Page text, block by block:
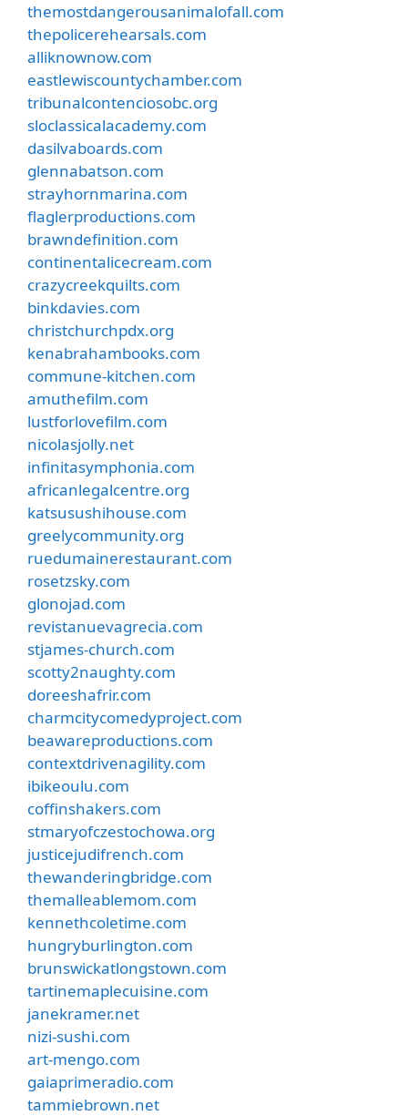
themostdangerousanimalofall.com
thepolicerehearsals.com
alliknownow.com
eastlewiscountychamber.com
tribunalcontenciosobc.org
sloclassicalacademy.com
dasilvaboards.com
glennabatson.com
strayhornmarina.com
flaglerproductions.com
brawndefinition.com
continentalicecream.com
crazycreekquilts.com
binkdavies.com
christchurchpdx.org
kenabrahambooks.com
commune-kitchen.com
amuthefilm.com
lustforlovefilm.com
nicolasjolly.net
infinitasymphonia.com
africanlegalcentre.org
katsusushihouse.com
greelycommunity.org
ruedumainerestaurant.com
rosetzsky.com
glonojad.com
revistanuevagrecia.com
stjames-church.com
scotty2naughty.com
doreeshafrir.com
charmcitycomedyproject.com
beawareproductions.com
contextdrivenagility.com
ibikeoulu.com
coffinshakers.com
stmaryofczestochowa.org
justicejudifrench.com
thewanderingbridge.com
themalleablemom.com
kennethcoletime.com
hungryburlington.com
brunswickatlongstown.com
tartinemaplecuisine.com
janekramer.net
nizi-sushi.com
art-mengo.com
gaiaprimeradio.com
tammiebrown.net